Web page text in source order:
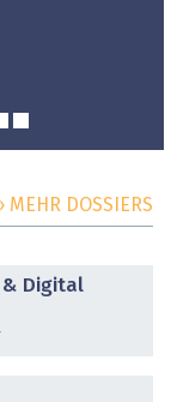
MEHR DOSSIERS
& Digital